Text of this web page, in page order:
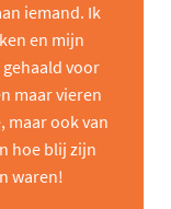
iemand. Ik
en mijn
voor
maar vieren
maar ook van
hoe blij zijn
waren!